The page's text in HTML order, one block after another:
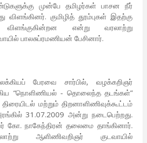
முன்பே தமிழர்கள் பாசன நீர்
விளங்கினர். குமிழித் தூம்புகள் இதற்கு
விளங்குகின்றன என்று வரலாற்று
பாலசுப்ரமணியன் பேசினார்.
பேரவை சார்பில், வழக்கறிஞர்
“நொளிணியல் - தொலைந்த தடங்கள்”
மற்றும் திறனாளிணிவுக்கூட்டம்
31.07.2009 அன்று நடைபெற்றது.
கோ. நாகேந்திரன் தலைமை தாங்கினார்.
ஆளிணிவறிஞர் குடவாயில்